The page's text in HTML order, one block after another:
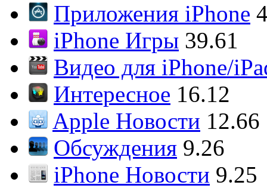
Приложения iPhone
iPhone Игры 39.61
Видео для iPhone/
Интересное 16.12
Apple Новости 12.66
Обсуждения 9.26
iPhone Новости 9.25